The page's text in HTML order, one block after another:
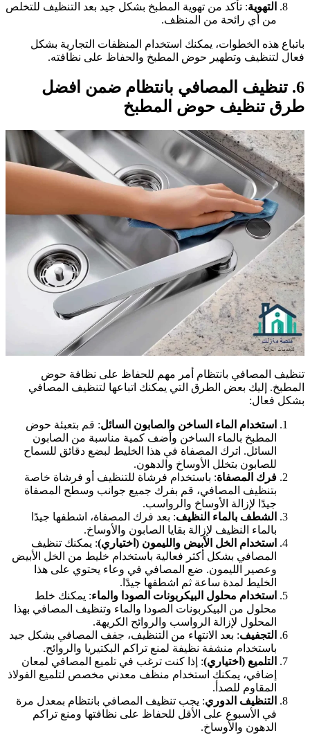
التهوية: تأكد من تهوية المطبخ بشكل جيد بعد التنظيف للتخلص
من أي رائحة من المنظف.
هذه الخطوات، يمكنك استخدام المنظفات التجارية بشكل
لتنظيف وتطهير حوض المطبخ والحفاظ على نظافته.
6. تنظيف المصافي بانتظام ضمن افضل
تنظيف حوض المطبخ
المصافي بانتظام أمر مهم للحفاظ على نظافة حوض
إليك بعض الطرق التي يمكنك اتباعها لتنظيف المصافي
فعال:
استخدام الماء الساخن والصابون السائل: قم بتعبئة حوض
المطبخ بالماء الساخن وأضف كمية مناسبة من الصابون
السائل. اترك المصفاة في هذا الخليط لبضع دقائق للسماح
للصابون بتخلل الأوساخ والدهون.
فرك المصفاة: باستخدام فرشاة للتنظيف أو فرشاة خاصة
بتنظيف المصافي، قم بفرك جميع جوانب وسطح المصفاة
جيدًا لإزالة الأوساخ والرواسب.
الشطف بالماء النظيف: بعد فرك المصفاة، اشطفها جيدًا
بالماء النظيف لإزالة بقايا الصابون والأوساخ.
استخدام الخل الأبيض والليمون (اختياري): يمكنك تنظيف
المصافي بشكل أكثر فعالية باستخدام خليط من الخل الأبيض
وعصير الليمون. ضع المصافي في وعاء يحتوي على هذا
الخليط لمدة ساعة ثم اشطفها جيدًا.
استخدام محلول البيكربونات الصودا والماء: يمكنك خلط
محلول من البيكربونات الصودا والماء وتنظيف المصافي بهذا
المحلول لإزالة الرواسب والروائح الكريهة.
التجفيف: بعد الانتهاء من التنظيف، جفف المصافي بشكل جيد
باستخدام منشفة نظيفة لمنع تراكم البكتيريا والروائح.
التلميع (اختياري): إذا كنت ترغب في تلميع المصافي لمعان
إضافي، يمكنك استخدام منظف معدني مخصص لتلميع الفولاذ
المقاوم للصدأ.
التنظيف الدوري: يجب تنظيف المصافي بانتظام بمعدل مرة
في الأسبوع على الأقل للحفاظ على نظافتها ومنع تراكم
الدهون والأوساخ.